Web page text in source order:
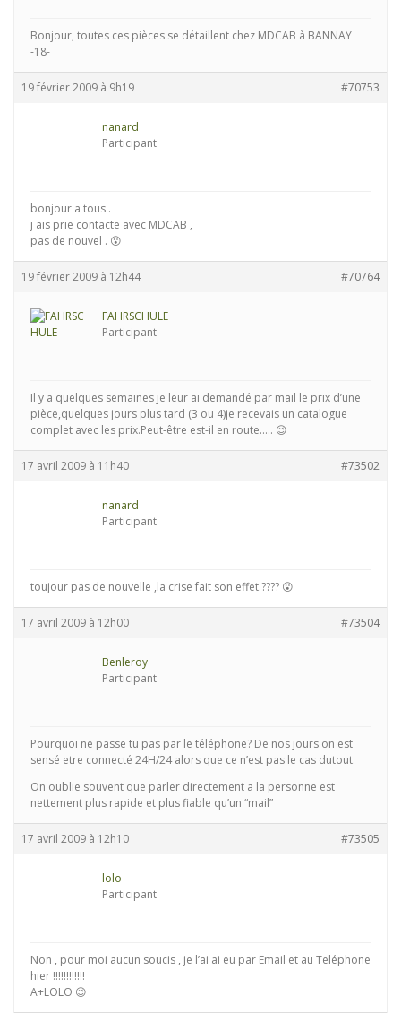
Bonjour, toutes ces pièces se détaillent chez MDCAB à BANNAY
-18-
19 février 2009 à 9h19 #70753
nanard
Participant
bonjour a tous .
j ais prie contacte avec MDCAB ,
pas de nouvel . 😮
19 février 2009 à 12h44 #70764
FAHRSCHULE
Participant
Il y a quelques semaines je leur ai demandé par mail le prix d’une
pièce,quelques jours plus tard (3 ou 4)je recevais un catalogue
complet avec les prix.Peut-être est-il en route….. 😉
17 avril 2009 à 11h40 #73502
nanard
Participant
toujour pas de nouvelle ,la crise fait son effet.???? 😮
17 avril 2009 à 12h00 #73504
Benleroy
Participant
Pourquoi ne passe tu pas par le téléphone? De nos jours on est
sensé etre connecté 24H/24 alors que ce n’est pas le cas dutout.
On oublie souvent que parler directement a la personne est
nettement plus rapide et plus fiable qu’un “mail”
17 avril 2009 à 12h10 #73505
lolo
Participant
Non , pour moi aucun soucis , je l’ai ai eu par Email et au Teléphone
hier !!!!!!!!!!!!
A+LOLO 😉